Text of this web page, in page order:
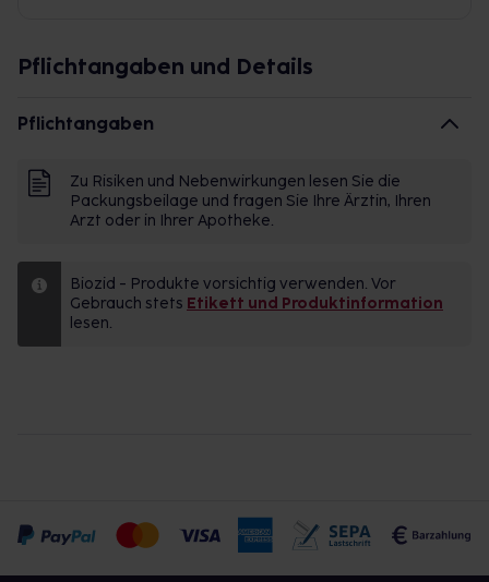
Pflichtangaben und Details
Pflichtangaben
Zu Risiken und Nebenwirkungen lesen Sie die
Packungsbeilage und fragen Sie Ihre Ärztin, Ihren
Arzt oder in Ihrer Apotheke.
Biozid - Produkte vorsichtig verwenden. Vor
Gebrauch stets Etikett und Produktinformation
lesen.